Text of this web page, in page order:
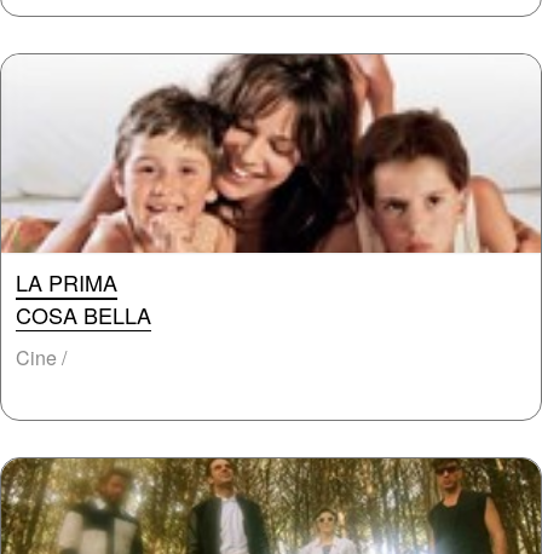
LA PRIMA
COSA BELLA
Cine /